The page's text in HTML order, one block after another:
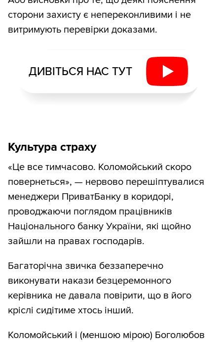
сторони захисту є непереконливими і не
витримують перевірки доказами.
ДИВІТЬСЯ НАС ТУТ
Культура страху
«Це все тимчасово. Коломойський скоро
повернеться», — нервово перешіптувалися
менеджери ПриватБанку в коридорі,
проводжаючи поглядом працівників
Національного банку України, які щойно
зайшли на правах господарів.
Багаторічна звичка беззаперечно
виконувати накази безцеремонного
керівника не давала повірити, що в його
кріслі сидітиме хтось інший.
Коломойський і (меншою мірою) Боголюбов